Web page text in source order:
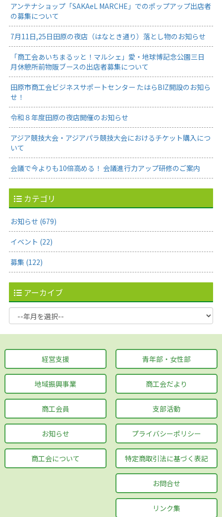
アンテナショップ「SAKAeL MARCHE」でのポップアップ出店者
の募集について
7月11日,25日田原の夜店（はなとき通り）落とし物のお知らせ
「商工会あいちまるッと！マルシェ」愛・地球博記念公園三日
月休憩所前物販ブースの出店者募集について
田原市商工会ビジネスサポートセンター たはらBIZ開設のお知ら
せ！
令和８年度田原の夜店開催のお知らせ
アジア競技大会・アジアパラ競技大会におけるチケット購入につ
いて
会議で今よりも10倍高める！ 会議進行力アップ研修のご案内
カテゴリ
お知らせ (679)
イベント (22)
募集 (122)
アーカイブ
経営支援
地域振興事業
商工会員
お知らせ
商工会について
青年部・女性部
商工会だより
支部活動
プライバシーポリシー
特定商取引法に基づく表記
お問合せ
リンク集